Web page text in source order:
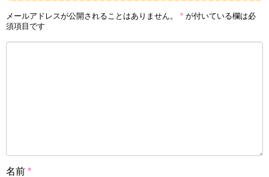
メールアドレスが公開されることはありません。 * が付いている欄は必
須項目です
名前 *